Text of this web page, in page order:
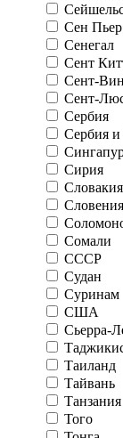
Сен
Сенегал
Сент
Сент-
Сент-
Сербия
Сербия и
Сирия
Словакия
Словения
Сомали
СССР
Судан
Суринам
США
Сьерра-
Таиланд
Тайвань
Танзания
Того